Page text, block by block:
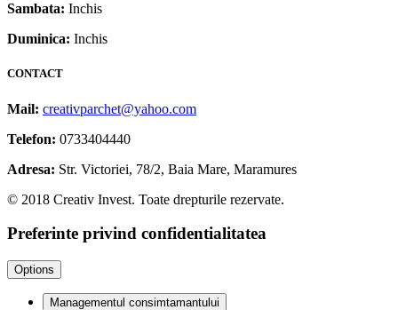
Sambata: Inchis
Duminica: Inchis
CONTACT
Mail: creativparchet@yahoo.com
Telefon: 0733404440
Adresa: Str. Victoriei, 78/2, Baia Mare, Maramures
© 2018 Creativ Invest. Toate drepturile rezervate.
Preferinte privind confidentialitatea
Options
Managementul consimtamantului